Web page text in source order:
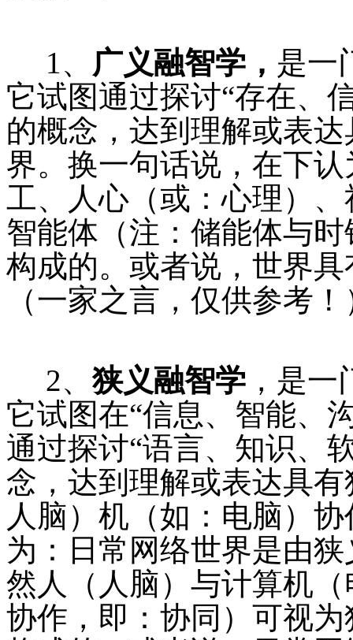
1、 广义融智学， 是一
它试图通过探讨“存在、
的概念，达到理解或表
界。换一句话说，在下
工、人心（或：心理）
智能体（注：储能体与
构成的。或者说，世界
（一家之言，仅供参考！
2、狭义融智学 ，是
它试图在“信息、智能、
通过探讨“语言、知识、
念，达到理解或表达具
人脑）机（如：电脑）
为：日常网络世界是由
然人（人脑）与计算机
协作，即：协同）可视